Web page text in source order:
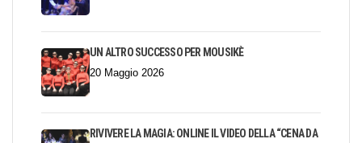
UN ALTRO SUCCESSO PER MOUSIKÈ
20 Maggio 2026
RIVIVERE LA MAGIA: ONLINE IL VIDEO DELLA “CENA DA